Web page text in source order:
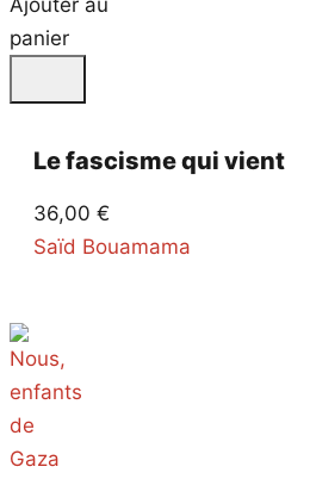
Ajouter au
panier
Le fascisme qui vient
36,00 €
Saïd Bouamama